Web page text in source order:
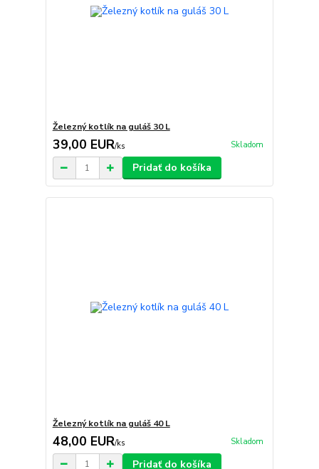
Železný kotlík na guláš 30 L
39,00 EUR/ks Skladom
Pridať do košíka
Železný kotlík na guláš 40 L
48,00 EUR/ks Skladom
Pridať do košíka